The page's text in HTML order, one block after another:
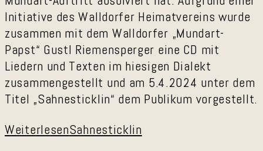
Initiative des Walldorfer Heimatvereins wurde
zusammen mit dem Walldorfer „Mundart-
Papst“ Gustl Riemensperger eine CD mit
Liedern und Texten im hiesigen Dialekt
zusammengestellt und am 5.4.2024 unter dem
Titel „Sahnesticklin“ dem Publikum vorgestellt.
WeiterlesenSahnesticklin